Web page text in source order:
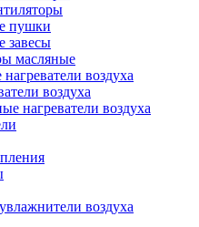
пушки
завесы
масляные
воздуха
воздуха
нагреватели воздуха
воздуха